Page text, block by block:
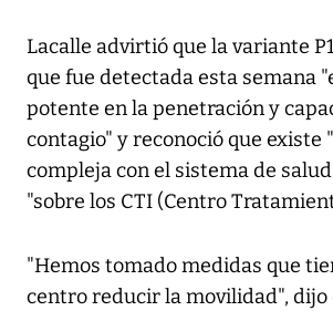
Lacalle advirtió que la variante
que fue detectada esta semana
potente en la penetración y
contagio" y reconoció que existe
compleja con el sistema de
"sobre los CTI (Centro
"Hemos tomado medidas que
centro reducir la movilidad", dijo